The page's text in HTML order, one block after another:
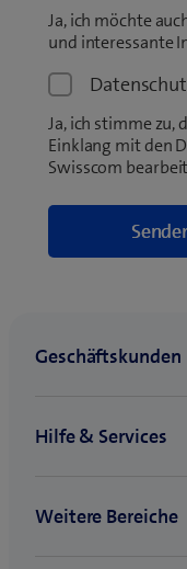
Ja, ich möchte
und interessante
Ja, ich stimme zu,
Einklang mit den
Swisscom